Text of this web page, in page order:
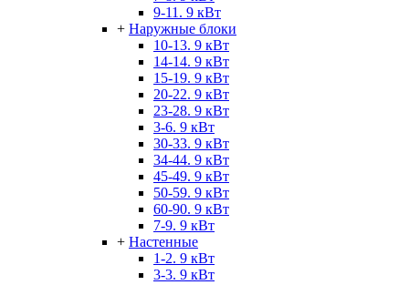
9-11. 9 кВт
+ Наружные блоки
10-13. 9 кВт
14-14. 9 кВт
15-19. 9 кВт
20-22. 9 кВт
23-28. 9 кВт
3-6. 9 кВт
30-33. 9 кВт
34-44. 9 кВт
45-49. 9 кВт
50-59. 9 кВт
60-90. 9 кВт
7-9. 9 кВт
+ Настенные
1-2. 9 кВт
3-3. 9 кВт